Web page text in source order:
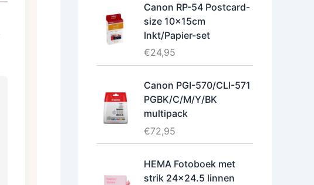
Canon RP-54 Postcard-
size 10x15cm
Inkt/Papier-set
€24,95
Canon PGI-570/CLI-571
PGBK/C/M/Y/BK
multipack
€72,95
HEMA Fotoboek met
strik 24x24.5 linnen